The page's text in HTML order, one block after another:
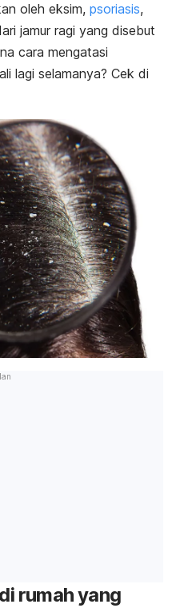
oleh eksim, psoriasis,
jamur ragi yang disebut
cara mengatasi
lagi selamanya? Cek di
rumah yang